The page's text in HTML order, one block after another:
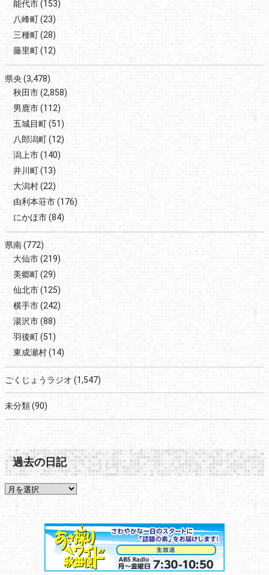
能代市(153)
八峰町(23)
三種町(28)
藤里町(12)
県央(3,478)
秋田市(2,858)
男鹿市(112)
五城目町(51)
八郎潟町(12)
潟上市(140)
井川町(13)
大潟村(22)
由利本荘市(176)
にかほ市(84)
県南(772)
大仙市(219)
美郷町(29)
仙北市(125)
横手市(242)
湯沢市(88)
羽後町(51)
東成瀬村(14)
ごくじょうラジオ (1,547)
未分類(90)
過去の日記